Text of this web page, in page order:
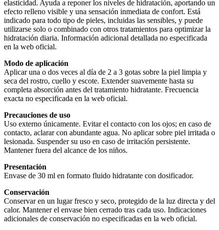
elasticidad. Ayuda a reponer los niveles de hidratación, aportando un
efecto relleno visible y una sensación inmediata de confort. Está
indicado para todo tipo de pieles, incluidas las sensibles, y puede
utilizarse solo o combinado con otros tratamientos para optimizar la
hidratación diaria. Información adicional detallada no especificada
en la web oficial.
Modo de aplicación
Aplicar una o dos veces al día de 2 a 3 gotas sobre la piel limpia y
seca del rostro, cuello y escote. Extender suavemente hasta su
completa absorción antes del tratamiento hidratante. Frecuencia
exacta no especificada en la web oficial.
Precauciones de uso
Uso externo únicamente. Evitar el contacto con los ojos; en caso de
contacto, aclarar con abundante agua. No aplicar sobre piel irritada o
lesionada. Suspender su uso en caso de irritación persistente.
Mantener fuera del alcance de los niños.
Presentación
Envase de 30 ml en formato fluido hidratante con dosificador.
Conservación
Conservar en un lugar fresco y seco, protegido de la luz directa y del
calor. Mantener el envase bien cerrado tras cada uso. Indicaciones
adicionales de conservación no especificadas en la web oficial.